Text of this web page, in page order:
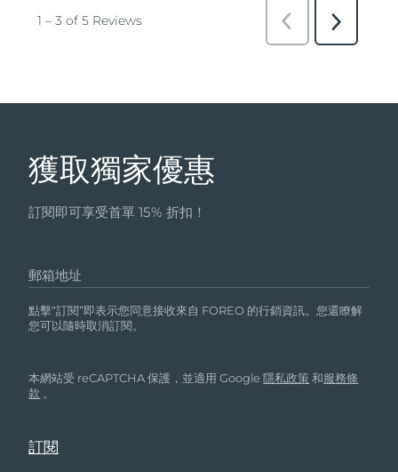
獲取獨家優惠
訂閱即可享受首單 15% 折扣！
郵箱地址
點擊“訂閱”即表示您同意接收來自 FOREO 的行銷資訊。您還瞭解
您可以隨時取消訂閱。
本網站受 reCAPTCHA 保護，並適用 Google隱私政策 和服務條
款 。